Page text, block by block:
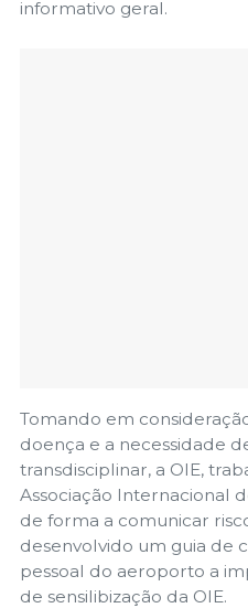
informativo geral.
Tomando em
doença e a necessidade
transdisciplinar, a OIE,
Associação Internacional
de forma a comunicar
desenvolvido um guia de
pessoal do aeroporto a
de sensilibização da OIE.